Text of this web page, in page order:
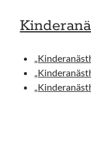
„
„
„